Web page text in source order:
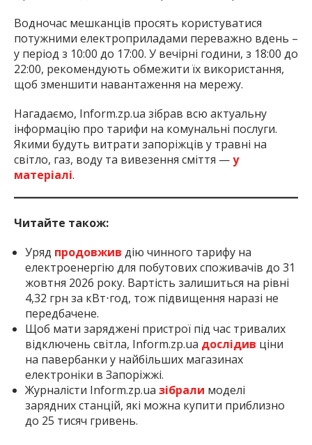
Водночас мешканців просять користуватися
потужними електроприладами переважно вдень –
у період з 10:00 до 17:00. У вечірні години, з 18:00 до
22:00, рекомендують обмежити їх використання,
щоб зменшити навантаження на мережу.
Нагадаємо, Inform.zp.ua зібрав всю актуальну
інформацію про тарифи на комунальні послуги.
Якими будуть витрати запоріжців у травні на
світло, газ, воду та вивезення сміття —у
матеріалі.
Читайте також:
Уряд продовжив дію чинного тарифу на
електроенергію для побутових споживачів до 31
жовтня 2026 року. Вартість залишиться на рівні
4,32 грн за кВт⋅год, тож підвищення наразі не
передбачене.
Щоб мати заряджені пристрої під час тривалих
відключень світла, Inform.zp.ua дослідив ціни
на павербанки у найбільших магазинах
електроніки в Запоріжжі.
Журналісти Inform.zp.ua зібрали моделі
зарядних станцій, які можна купити приблизно
до 25 тисяч гривень.